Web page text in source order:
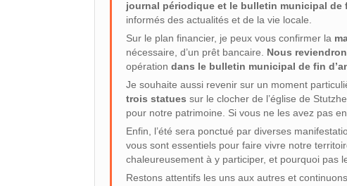
journal périodique et le bulletin municipal de
informés des actualités et de la vie locale.
Sur le plan financier, je peux vous confirmer la
nécessaire, d’un prêt bancaire. Nous
opérationdans le bulletin municipal de fin
Je souhaite aussi revenir sur un moment
trois statues sur le clocher de l’église de
pour notre patrimoine. Si vous ne les avez pas
Enfin, l’été sera ponctué par diverses
vous sont essentiels pour faire vivre notre
chaleureusement à y participer, et pourquoi pas
Restons attentifs les uns aux autres et